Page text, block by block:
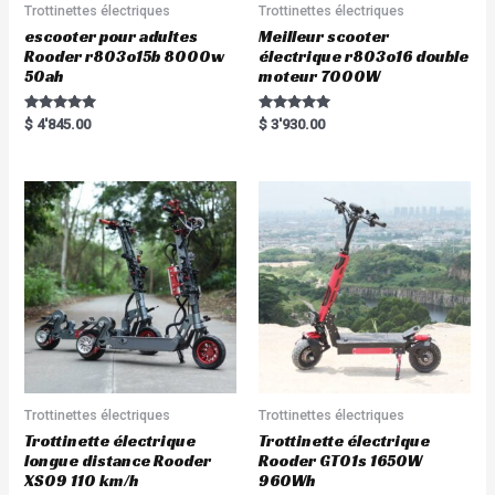
Trottinettes électriques
escooter pour adultes
Rooder r803o15b 8000w
50ah
Rated
5.00
$ 4'845.00
Trottinettes électriques
Meilleur scooter
électrique r803o16 double
moteur 7000W
Rated
5.00
$ 3'930.00
Trottinettes électriques
Trottinette électrique
longue distance Rooder
XS09 110 km/h
Trottinettes électriques
Trottinette électrique
Rooder GT01s 1650W
960Wh